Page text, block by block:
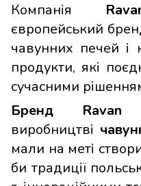
Компанія
європейський
чавунних печей і
продукти, які
сучасними
Бренд Ravan
виробництві
мали на меті
би традиції